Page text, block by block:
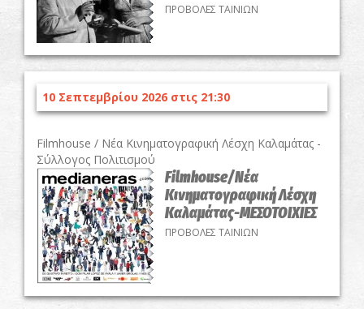
ΠΡΟΒΟΛΕΣ ΤΑΙΝΙΩΝ
10 Σεπτεμβρίου 2026 στις 21:30
Filmhouse / Νέα Κινηματογραφική Λέσχη Καλαμάτας -
Σύλλογος Πολιτισμού
Filmhouse/Νέα
Κινηματογραφική Λέσχη
Καλαμάτας-ΜΕΣΟΤΟΙΧΙΕΣ
ΠΡΟΒΟΛΕΣ ΤΑΙΝΙΩΝ